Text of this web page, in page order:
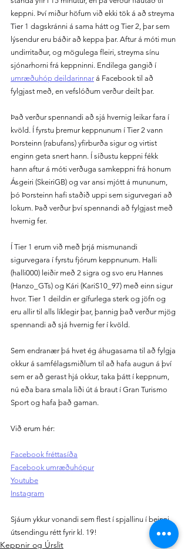
keppni. Því miður höfum við ekki tök á að streyma
Tier 1 dagskránni á sama hátt og Tier 2, þar sem
lýsendur eru báðir að keppa þar. Aftur á móti mun
undirritaður, og mögulega fleiri, streyma sínu
sjónarhorni frá keppninni. Endilega gangið í
umræðuhóp deildarinnar á Facebook til að
fylgjast með, en vefslóðum verður deilt þar.
Það verður spennandi að sjá hvernig leikar fara í
kvöld. Í fyrstu þremur keppnunum í Tier 2 vann
Þorsteinn (rabufans) yfirburða sigur og virtist
enginn geta snert hann. Í síðustu keppni fékk
hann aftur á móti verðuga samkeppni frá honum
Ásgeiri (SkeiriGB) og var ansi mjótt á mununum,
þó Þorsteinn hafi staðið uppi sem sigurvegari að
lokum. Það verður því spennandi að fylgjast með
hvernig fer.
Í Tier 1 erum við með þrjá mismunandi
sigurvegara í fyrstu fjórum keppnunum. Halli
(halli000) leiðir með 2 sigra og svo eru Hannes
(Hanzo_GTs) og Kári (KariS10_97) með einn sigur
hvor. Tier 1 deildin er gífurlega sterk og jöfn og
eru allir til alls líklegir þar, þannig það verður mjög
spennandi að sjá hvernig fer í kvöld.
Sem endranær þá hvet ég áhugasama til að fylgja
okkur á samfélagsmiðlum til að hafa augun á því
sem er að gerast hjá okkur, taka þátt í keppnum,
nú eða bara smala liði út á braut í Gran Turismo
Sport og hafa það gaman.
Við erum hér:
Facebook fréttasíða
Facebook umræðuhópur
Youtube
Instagram
Sjáum ykkur vonandi sem flest í spjallinu í beinni
útsendingu rétt fyrir kl. 19!
Keppnir og Úrslit